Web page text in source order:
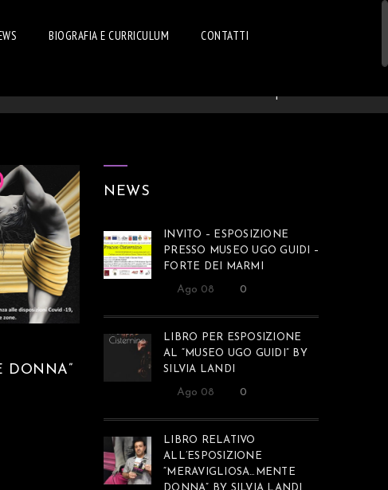
BIOGRAFIA E CURRICULUM CONTATTI
DONNA”
NEWS
INVITO – ESPOSIZIONE
PRESSO MUSEO UGO GUIDI –
FORTE DEI MARMI
Ago 08 0
LIBRO PER ESPOSIZIONE
AL “MUSEO UGO GUIDI” BY
SILVIA LANDI
Ago 08 0
LIBRO RELATIVO
ALL’ESPOSIZIONE
“MERAVIGLIOSA…MENTE